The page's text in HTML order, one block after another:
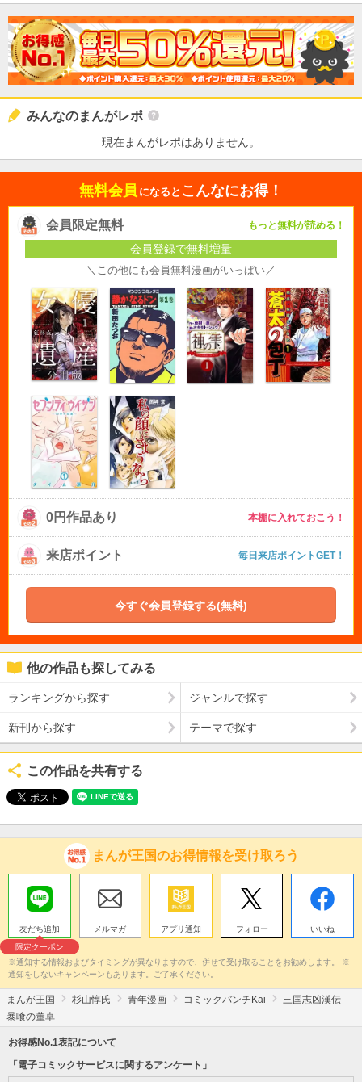
みんなのまんがレポ
現在まんがレポはありません。
無料会員 になると こんなにお得！
会員限定無料 もっと無料が読める！
会員登録で無料増量
＼この他にも会員無料漫画がいっぱい／
0円作品あり 本棚に入れておこう！
来店ポイント 毎日来店ポイントGET！
今すぐ会員登録する(無料)
他の作品も探してみる
ランキングから探す ジャンルで探す
新刊から探す テーマで探す
この作品を共有する
まんが王国のお得情報を受け取ろう
友だち追加
限定クーポン
メルマガ アプリ通知 フォロー いいね
※通知する情報およびタイミングが異なりますので、併せて受け取ることをお勧めします。 ※
通知をしないキャンペーンもあります。ご了承ください。
まんが王国 杉山惇氏 青年漫画 コミックバンチKai
三国志凶漢伝
暴喰の董卓
お得感No.1表記について
「電子コミックサービスに関するアンケート」